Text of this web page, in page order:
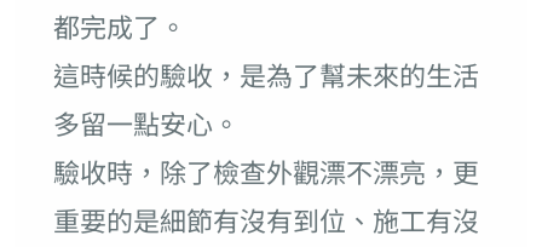
都完成了。
這時候的驗收，是為了幫未來的生活
多留一點安心。
驗收時，除了檢查外觀漂不漂亮，更
重要的是細節有沒有到位、施工有沒